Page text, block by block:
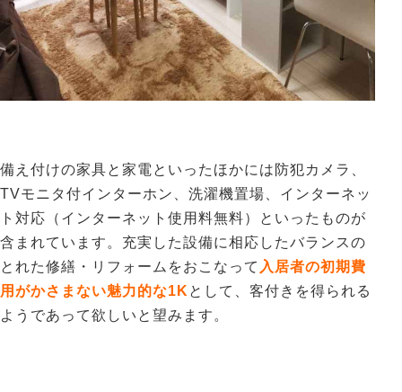
備え付けの家具と家電といったほかには防犯カメラ、
TVモニタ付インターホン、洗濯機置場、インターネッ
ト対応（インターネット使用料無料）といったものが
含まれています。充実した設備に相応したバランスの
とれた修繕・リフォームをおこなって 入居者の初期費
用がかさまない魅力的な1Kとして、客付きを得られる
ようであって欲しいと望みます。